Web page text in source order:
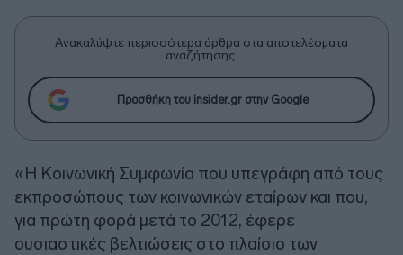
Ανακαλύψτε περισσότερα άρθρα στα αποτελέσματα
αναζήτησης.
Προσθήκη του insider.gr στην Google
«Η Κοινωνική Συμφωνία που υπεγράφη από τους
εκπροσώπους των κοινωνικών εταίρων και που,
για πρώτη φορά μετά το 2012, έφερε
ουσιαστικές βελτιώσεις στο πλαίσιο των